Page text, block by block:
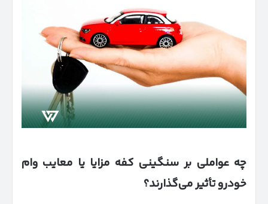
چه عواملی بر سنگینی کفه مزایا یا معایب وام
خودرو تأثیر می‌گذارند؟